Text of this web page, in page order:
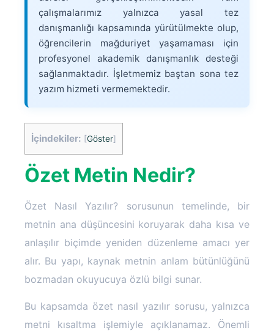
çalışmalarımız yalnızca yasal tez
danışmanlığı kapsamında yürütülmekte olup,
öğrencilerin mağduriyet yaşamaması için
profesyonel akademik danışmanlık desteği
sağlanmaktadır. İşletmemiz baştan sona tez
yazım hizmeti vermemektedir.
İçindekiler: [Göster]
Özet Metin Nedir?
Özet Nasıl Yazılır? sorusunun temelinde, bir
metnin ana düşüncesini koruyarak daha kısa ve
anlaşılır biçimde yeniden düzenleme amacı yer
alır. Bu yapı, kaynak metnin anlam bütünlüğünü
bozmadan okuyucuya özlü bilgi sunar.
Bu kapsamda özet nasıl yazılır sorusu, yalnızca
metni kısaltma işlemiyle açıklanamaz. Önemli